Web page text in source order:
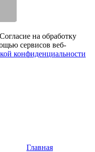
на обработку
сервисов веб-
конфиденциальности
Главная